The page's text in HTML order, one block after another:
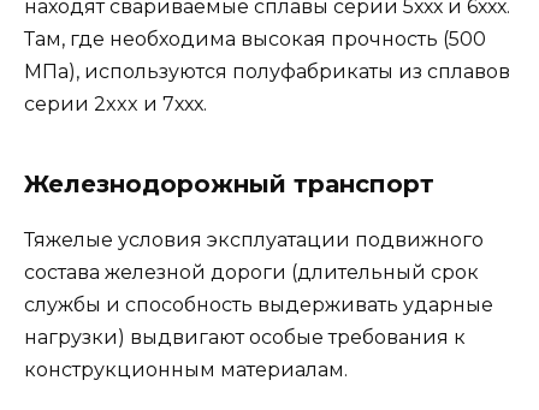
находят свариваемые сплавы серии 5ххх и 6ххх.
Там, где необходима высокая прочность (500
МПа), используются полуфабрикаты из сплавов
серии 2xxx и 7ххх.
Железнодорожный транспорт
Тяжелые условия эксплуатации подвижного
состава железной дороги (длительный срок
службы и способность выдерживать ударные
нагрузки) выдвигают особые требования к
конструкционным материалам.